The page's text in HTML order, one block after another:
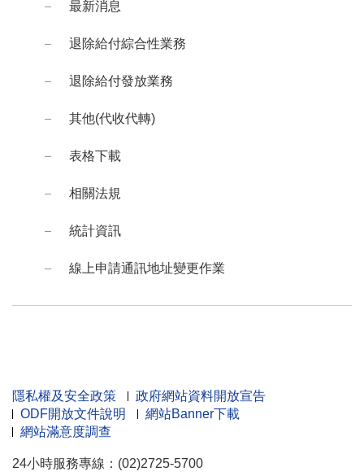
最新消息
退除給付綜合性業務
退除給付發放業務
其他(代收代轉)
表格下載
相關法規
統計資訊
線上申請通訊地址變更作業
隱私權及安全政策
政府網站資料開放宣告
ODF開放文件說明
網站Banner下載
網站滿意度調查
24小時服務專線：(02)2725-5700